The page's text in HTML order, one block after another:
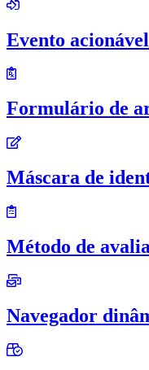
Evento acionável
Formulário de
Máscara de
Método de
Navegador